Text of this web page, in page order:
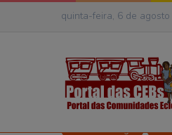
quinta-feira, 6 de
Início > Temas>CEBs e
CEBs e Ecologia